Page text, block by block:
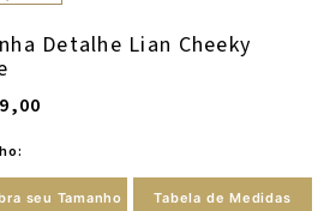
Detalhe Lian Cheeky
seu Tamanho Tabela de Medidas